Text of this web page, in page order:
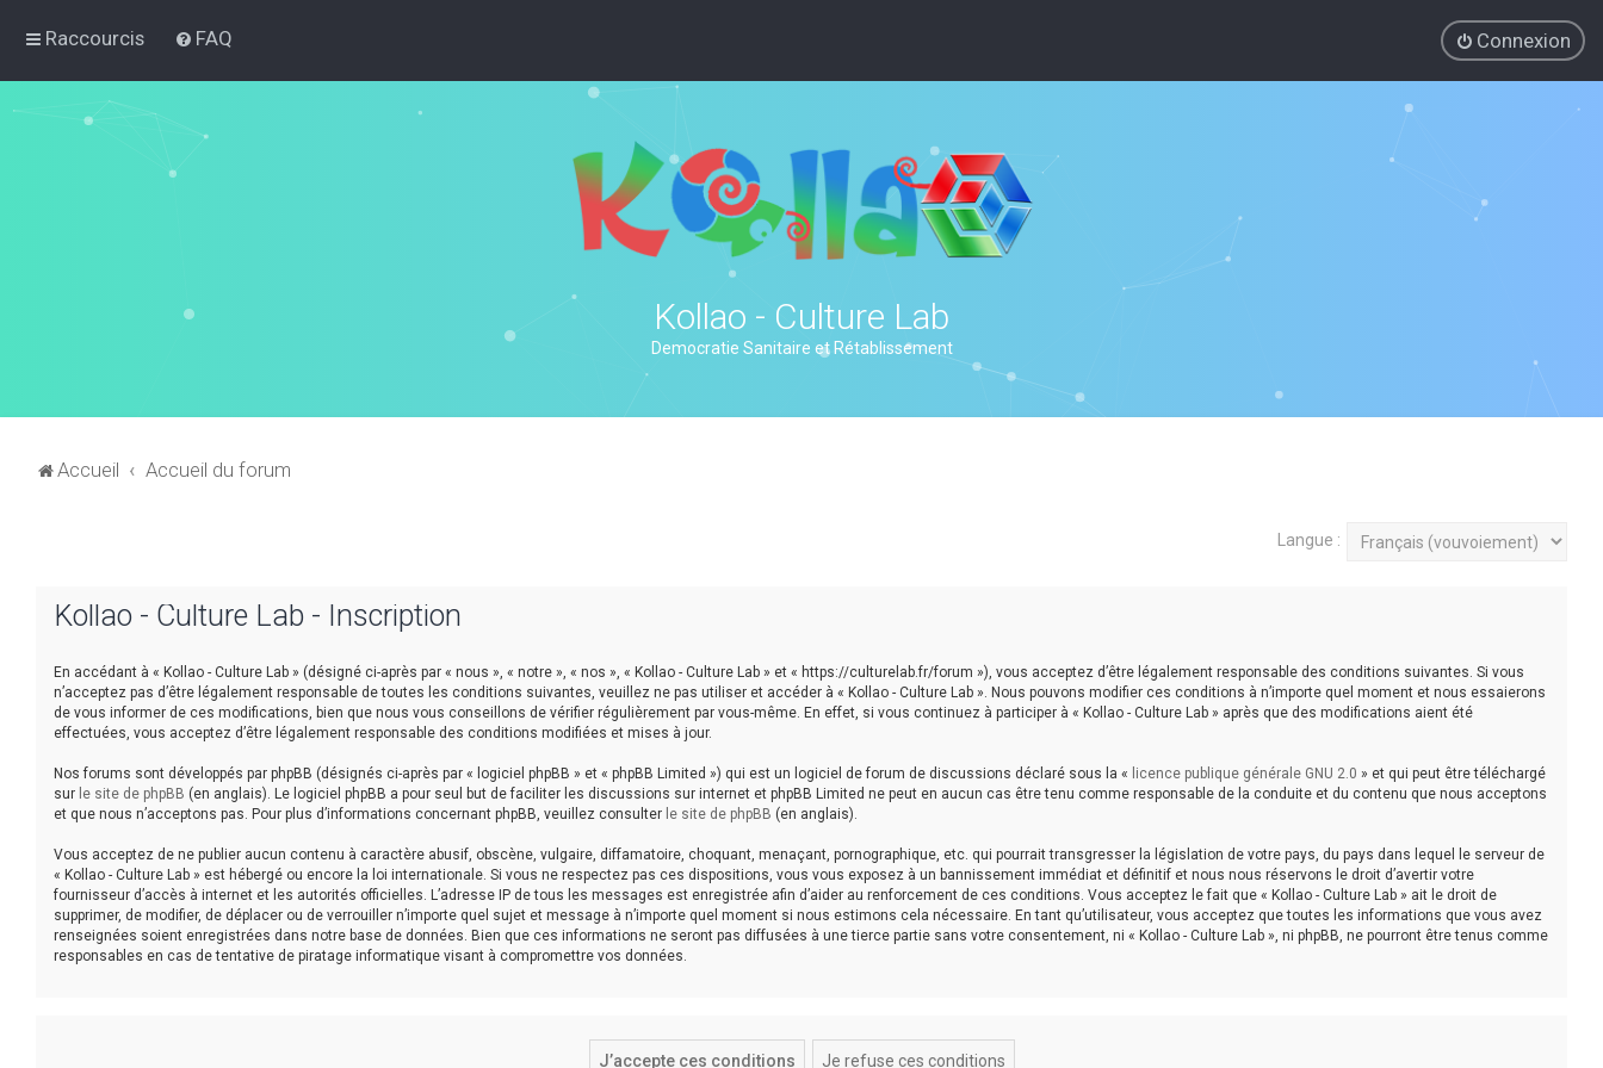
Raccourcis FAQ Connexion
Kollao - Culture Lab
Democratie Sanitaire et Rétablissement
Accueil Accueil du forum
Langue :
Kollao - Culture Lab - Inscription
En accédant à « Kollao - Culture Lab » (désigné ci-après par « nous », « notre », « nos », « Kollao - Culture Lab » et « https://culturelab.fr/forum »), vous acceptez d’être légalement responsable des conditions suivantes. Si vous
n’acceptez pas d’être légalement responsable de toutes les conditions suivantes, veuillez ne pas utiliser et accéder à « Kollao - Culture Lab ». Nous pouvons modifier ces conditions à n’importe quel moment et nous essaierons
de vous informer de ces modifications, bien que nous vous conseillons de vérifier régulièrement par vous-même. En effet, si vous continuez à participer à « Kollao - Culture Lab » après que des modifications aient été
effectuées, vous acceptez d’être légalement responsable des conditions modifiées et mises à jour.
Nos forums sont développés par phpBB (désignés ci-après par « logiciel phpBB » et « phpBB Limited ») qui est un logiciel de forum de discussions déclaré sous la « licence publique générale GNU 2.0 » et qui peut être téléchargé
sur le site de phpBB (en anglais). Le logiciel phpBB a pour seul but de faciliter les discussions sur internet et phpBB Limited ne peut en aucun cas être tenu comme responsable de la conduite et du contenu que nous acceptons
et que nous n’acceptons pas. Pour plus d’informations concernant phpBB, veuillez consulter le site de phpBB (en anglais).
Vous acceptez de ne publier aucun contenu à caractère abusif, obscène, vulgaire, diffamatoire, choquant, menaçant, pornographique, etc. qui pourrait transgresser la législation de votre pays, du pays dans lequel le serveur de
« Kollao - Culture Lab » est hébergé ou encore la loi internationale. Si vous ne respectez pas ces dispositions, vous vous exposez à un bannissement immédiat et définitif et nous nous réservons le droit d’avertir votre
fournisseur d’accès à internet et les autorités officielles. L’adresse IP de tous les messages est enregistrée afin d’aider au renforcement de ces conditions. Vous acceptez le fait que « Kollao - Culture Lab » ait le droit de
supprimer, de modifier, de déplacer ou de verrouiller n’importe quel sujet et message à n’importe quel moment si nous estimons cela nécessaire. En tant qu’utilisateur, vous acceptez que toutes les informations que vous avez
renseignées soient enregistrées dans notre base de données. Bien que ces informations ne seront pas diffusées à une tierce partie sans votre consentement, ni « Kollao - Culture Lab », ni phpBB, ne pourront être tenus comme
responsables en cas de tentative de piratage informatique visant à compromettre vos données.